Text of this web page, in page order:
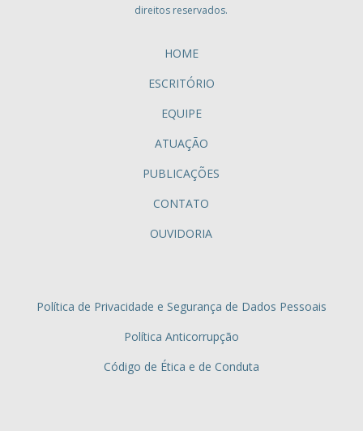
direitos reservados.
HOME
ESCRITÓRIO
EQUIPE
ATUAÇÃO
PUBLICAÇÕES
CONTATO
OUVIDORIA
Política de Privacidade e Segurança de Dados Pessoais
Política Anticorrupção
Código de Ética e de Conduta